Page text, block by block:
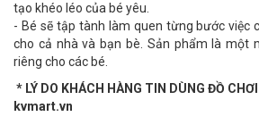
tạo khéo léo của bé yêu.
- Bé sẽ tập tành làm quen từng bước việc
cho cả nhà và bạn bè. Sản phẩm là một
riêng cho các bé.
* LÝ DO KHÁCH HÀNG TIN DÙNG ĐỒ CHƠI
kvmart.vn